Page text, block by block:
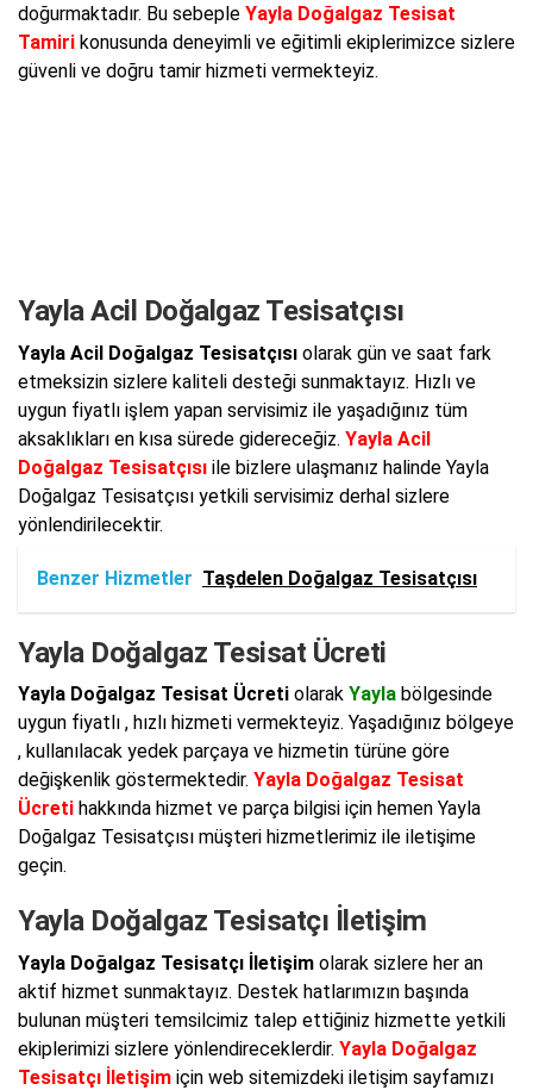
doğurmaktadır. Bu sebeple Yayla Doğalgaz Tesisat
Tamiri konusunda deneyimli ve eğitimli ekiplerimizce sizlere
güvenli ve doğru tamir hizmeti vermekteyiz.
Yayla Acil Doğalgaz Tesisatçısı
Yayla Acil Doğalgaz Tesisatçısı olarak gün ve saat fark
etmeksizin sizlere kaliteli desteği sunmaktayız. Hızlı ve
uygun fiyatlı işlem yapan servisimiz ile yaşadığınız tüm
aksaklıkları en kısa sürede gidereceğiz. Yayla Acil
Doğalgaz Tesisatçısı ile bizlere ulaşmanız halinde Yayla
Doğalgaz Tesisatçısı yetkili servisimiz derhal sizlere
yönlendirilecektir.
Benzer Hizmetler Taşdelen Doğalgaz Tesisatçısı
Yayla Doğalgaz Tesisat Ücreti
Yayla Doğalgaz Tesisat Ücreti olarak Yayla bölgesinde
uygun fiyatlı , hızlı hizmeti vermekteyiz. Yaşadığınız bölgeye
, kullanılacak yedek parçaya ve hizmetin türüne göre
değişkenlik göstermektedir. Yayla Doğalgaz Tesisat
Ücreti hakkında hizmet ve parça bilgisi için hemen Yayla
Doğalgaz Tesisatçısı müşteri hizmetlerimiz ile iletişime
geçin.
Yayla Doğalgaz Tesisatçı İletişim
Yayla Doğalgaz Tesisatçı İletişim olarak sizlere her an
aktif hizmet sunmaktayız. Destek hatlarımızın başında
bulunan müşteri temsilcimiz talep ettiğiniz hizmette yetkili
ekiplerimizi sizlere yönlendireceklerdir. Yayla Doğalgaz
Tesisatçı İletişim için web sitemizdeki iletişim sayfamızı